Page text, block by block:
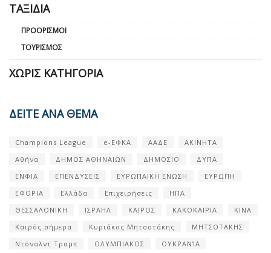
ΤΑΞΊΔΙΑ
ΠΡΟΟΡΙΣΜΟΊ
ΤΟΥΡΙΣΜΌΣ
ΧΩΡΊΣ ΚΑΤΗΓΟΡΊΑ
ΔΕΙΤΕ ΑΝΑ ΘΕΜΑ
Champions League e-ΕΦΚΑ ΑΑΔΕ
ΑΚΙΝΗΤΑ
Αθήνα
ΔΗΜΟΣ ΑΘΗΝΑΙΩΝ ΔΗΜΟΣΙΟ
ΔΥΠΑ
ΕΝΦΙΑ
ΕΠΕΝΔΥΣΕΙΣ ΕΥΡΩΠΑΪΚΗ ΕΝΩΣΗ
ΕΥΡΩΠΗ
ΕΦΟΡΙΑ
Ελλάδα Επιχειρήσεις
ΗΠΑ
ΘΕΣΣΑΛΟΝΙΚΗ
ΙΣΡΑΗΛ ΚΑΙΡΟΣ ΚΑΚΟΚΑΙΡΙΑ
ΚΙΝΑ
Καιρός σήμερα
Κυριάκος Μητσοτάκης
ΜΗΤΣΟΤΑΚΗΣ
Ντόναλντ Τραμπ
ΟΛΥΜΠΙΑΚΟΣ
ΟΥΚΡΑΝΊΑ